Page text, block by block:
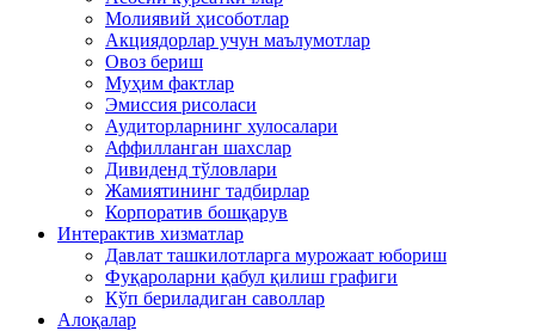
Молиявий ҳисоботлар
Акциядорлар учун маълумотлар
Овоз бериш
Муҳим фактлар
Эмиссия рисоласи
Аудиторларнинг хулосалари
Аффилланган шахслар
Дивиденд тўловлари
Жамиятининг тадбирлар
Корпоратив бошқарув
Интерактив хизматлар
Давлат ташкилотларга мурожаат юбориш
Фуқароларни қабул қилиш графиги
Кўп бериладиган саволлар
Алоқалар